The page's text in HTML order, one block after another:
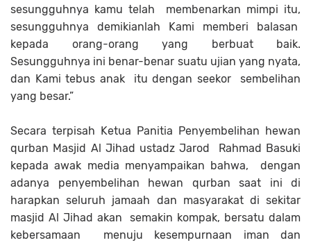
sesungguhnya kamu telah membenarkan mimpi itu,
sesungguhnya demikianlah Kami memberi balasan
kepada orang-orang yang berbuat baik.
Sesungguhnya ini benar-benar suatu ujian yang nyata,
dan Kami tebus anak itu dengan seekor sembelihan
yang besar.”
Secara terpisah Ketua Panitia Penyembelihan hewan
qurban Masjid Al Jihad ustadz Jarod Rahmad Basuki
kepada awak media menyampaikan bahwa, dengan
adanya penyembelihan hewan qurban saat ini di
harapkan seluruh jamaah dan masyarakat di sekitar
masjid Al Jihad akan semakin kompak, bersatu dalam
kebersamaan menuju kesempurnaan iman dan